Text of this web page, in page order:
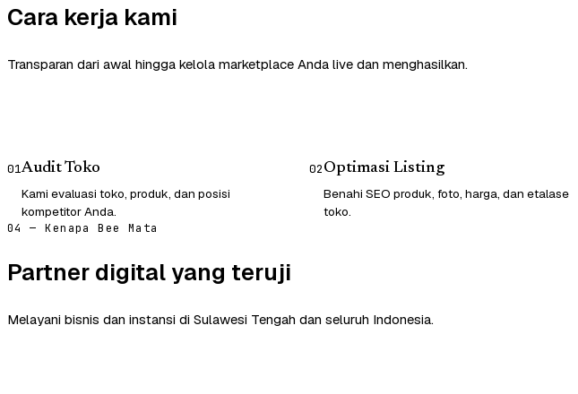
Cara kerja kami
Transparan dari awal hingga kelola marketplace Anda live dan menghasilkan.
01Audit Toko
Kami evaluasi toko, produk, dan posisi
kompetitor Anda.
02Optimasi Listing
Benahi SEO produk, foto, harga, dan etalase
toko.
04 — Kenapa Bee Mata
Partner digital yang teruji
Melayani bisnis dan instansi di Sulawesi Tengah dan seluruh Indonesia.